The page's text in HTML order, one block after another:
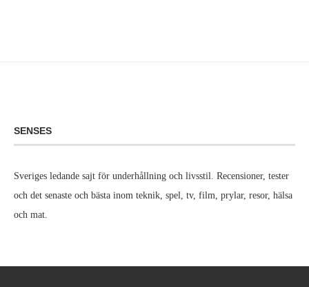
SENSES
Sveriges ledande sajt för underhållning och livsstil. Recensioner, tester
och det senaste och bästa inom teknik, spel, tv, film, prylar, resor, hälsa
och mat.